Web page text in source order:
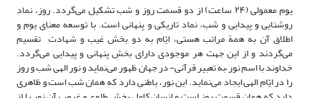
یوم معمولی (۲۴ ساعت) از دو قسمت روز و شب تشکیل می‌گردد. روز، نمادِ
روشنایی و پیدایی و شب، نماد تاریکی و پنهانی است. با توسعه معنای یوم و
اطلاق آن به همة مراتب هستی، ایّام به دو بخش غیب و شهادت تقسیم
می‌گردند و از این جهت هر موجودی دارای بخشِ پنهانی و پیدایی می‌گردد.
خداوند با اسم نور –به تعبیر قرآنی- در جهان ظهور می‌نماید و نور الهی شب و روز
را در ایّام الهی ایجاد می‌نماید. این نور، باطنی دارد که همان شب است و ظاهری